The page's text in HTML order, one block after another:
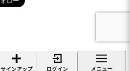
サインアップ ログイン メニュー